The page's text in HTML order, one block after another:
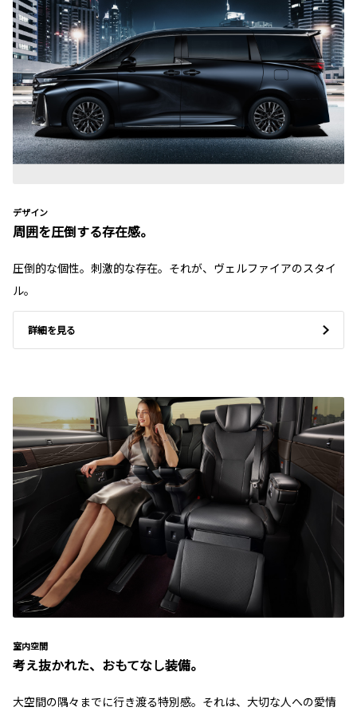
デザイン
周囲を圧倒する存在感。
圧倒的な個性。刺激的な存在。それが、ヴェルファイアのスタイ
ル。
詳細を見る
室内空間
考え抜かれた、おもてなし装備。
大空間の隅々までに行き渡る特別感。それは、大切な人への愛情